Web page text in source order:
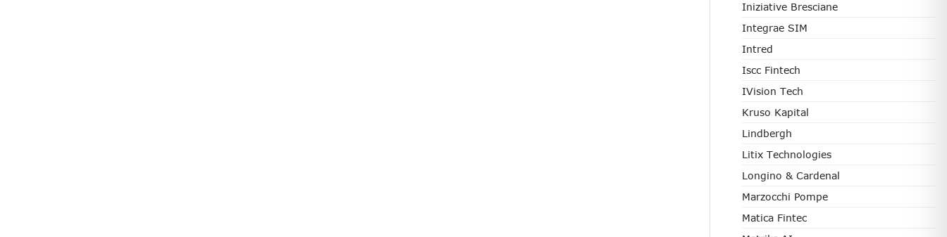
Iniziative Bresciane
Integrae SIM
Intred
Iscc Fintech
IVision Tech
Kruso Kapital
Lindbergh
Litix Technologies
Longino & Cardenal
Marzocchi Pompe
Matica Fintec